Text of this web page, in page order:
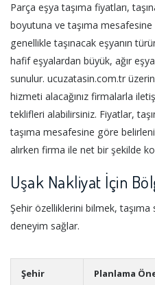
Parça eşya taşıma fiyatları,
boyutuna ve taşıma
genellikle taşınacak eşyanın
hafif eşyalardan büyük, ağır
sunulur. ucuzatasin.com.tr
hizmeti alacağınız firmalarla
teklifleri alabilirsiniz. Fiyatlar,
taşıma mesafesine göre
alırken firma ile net bir şekilde
Uşak Nakliyat İçin
Şehir özelliklerini bilmek,
deneyim sağlar.
Şehir Planlama